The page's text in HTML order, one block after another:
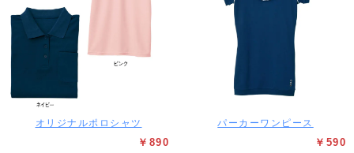
オリジナルポロシャツ
￥890
パーカーワンピース
￥590